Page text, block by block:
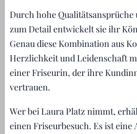
Durch hohe Qualitätsansprüche
zum Detail entwickelt sie ihr
Genau diese Kombination aus
Herzlichkeit und Leidenschaft
einer Friseurin, der ihre
vertrauen.
Wer bei Laura Platz nimmt,
einen Friseurbesuch. Es ist eine